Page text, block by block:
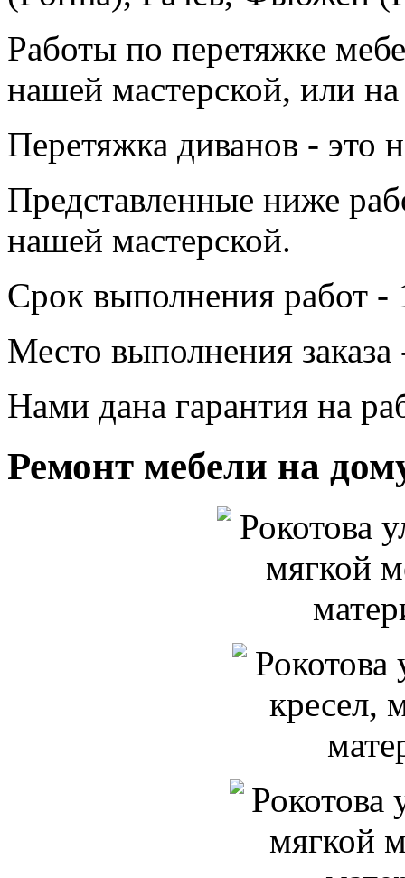
Работы по перетяжке
нашей мастерской, или
Перетяжка диванов - это
Представленные ниже
нашей мастерской.
Срок выполнения работ -
Место выполнения заказа
Нами дана гарантия на
Ремонт мебели на